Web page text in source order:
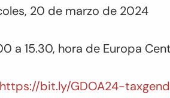
20 de marzo de 2024
a 15.30, hora de Europa
https://bit.ly/GDOA24-